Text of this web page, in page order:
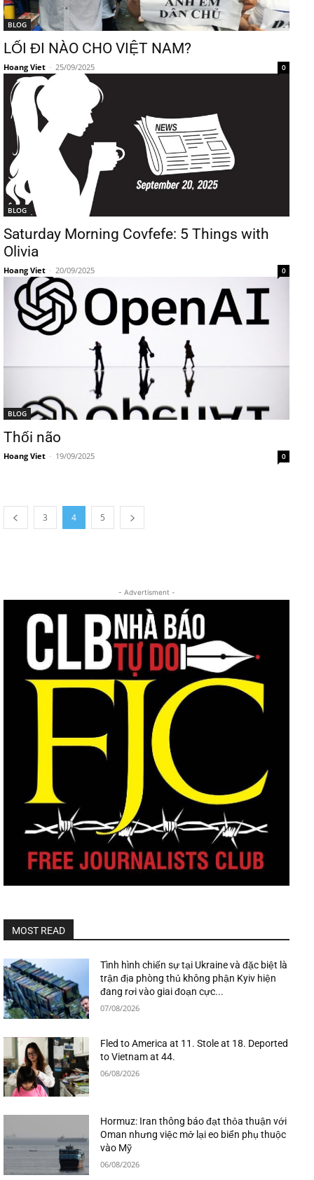
BLOG
LỐI ĐI NÀO CHO VIỆT NAM?
Hoang Viet - 25/09/2025 0
BLOG
Saturday Morning Covfefe: 5 Things with
Olivia
Hoang Viet - 20/09/2025 0
BLOG
Thối não
Hoang Viet - 19/09/2025 0
3 4 5
- Advertisment -
MOST READ
Tình hình chiến sự tại Ukraine và đặc biệt là
trận địa phòng thủ không phận Kyiv hiện
đang rơi vào giai đoạn cực...
07/08/2026
Fled to America at 11. Stole at 18. Deported
to Vietnam at 44.
06/08/2026
Hormuz: Iran thông báo đạt thỏa thuận với
Oman nhưng việc mở lại eo biển phụ thuộc
vào Mỹ
06/08/2026